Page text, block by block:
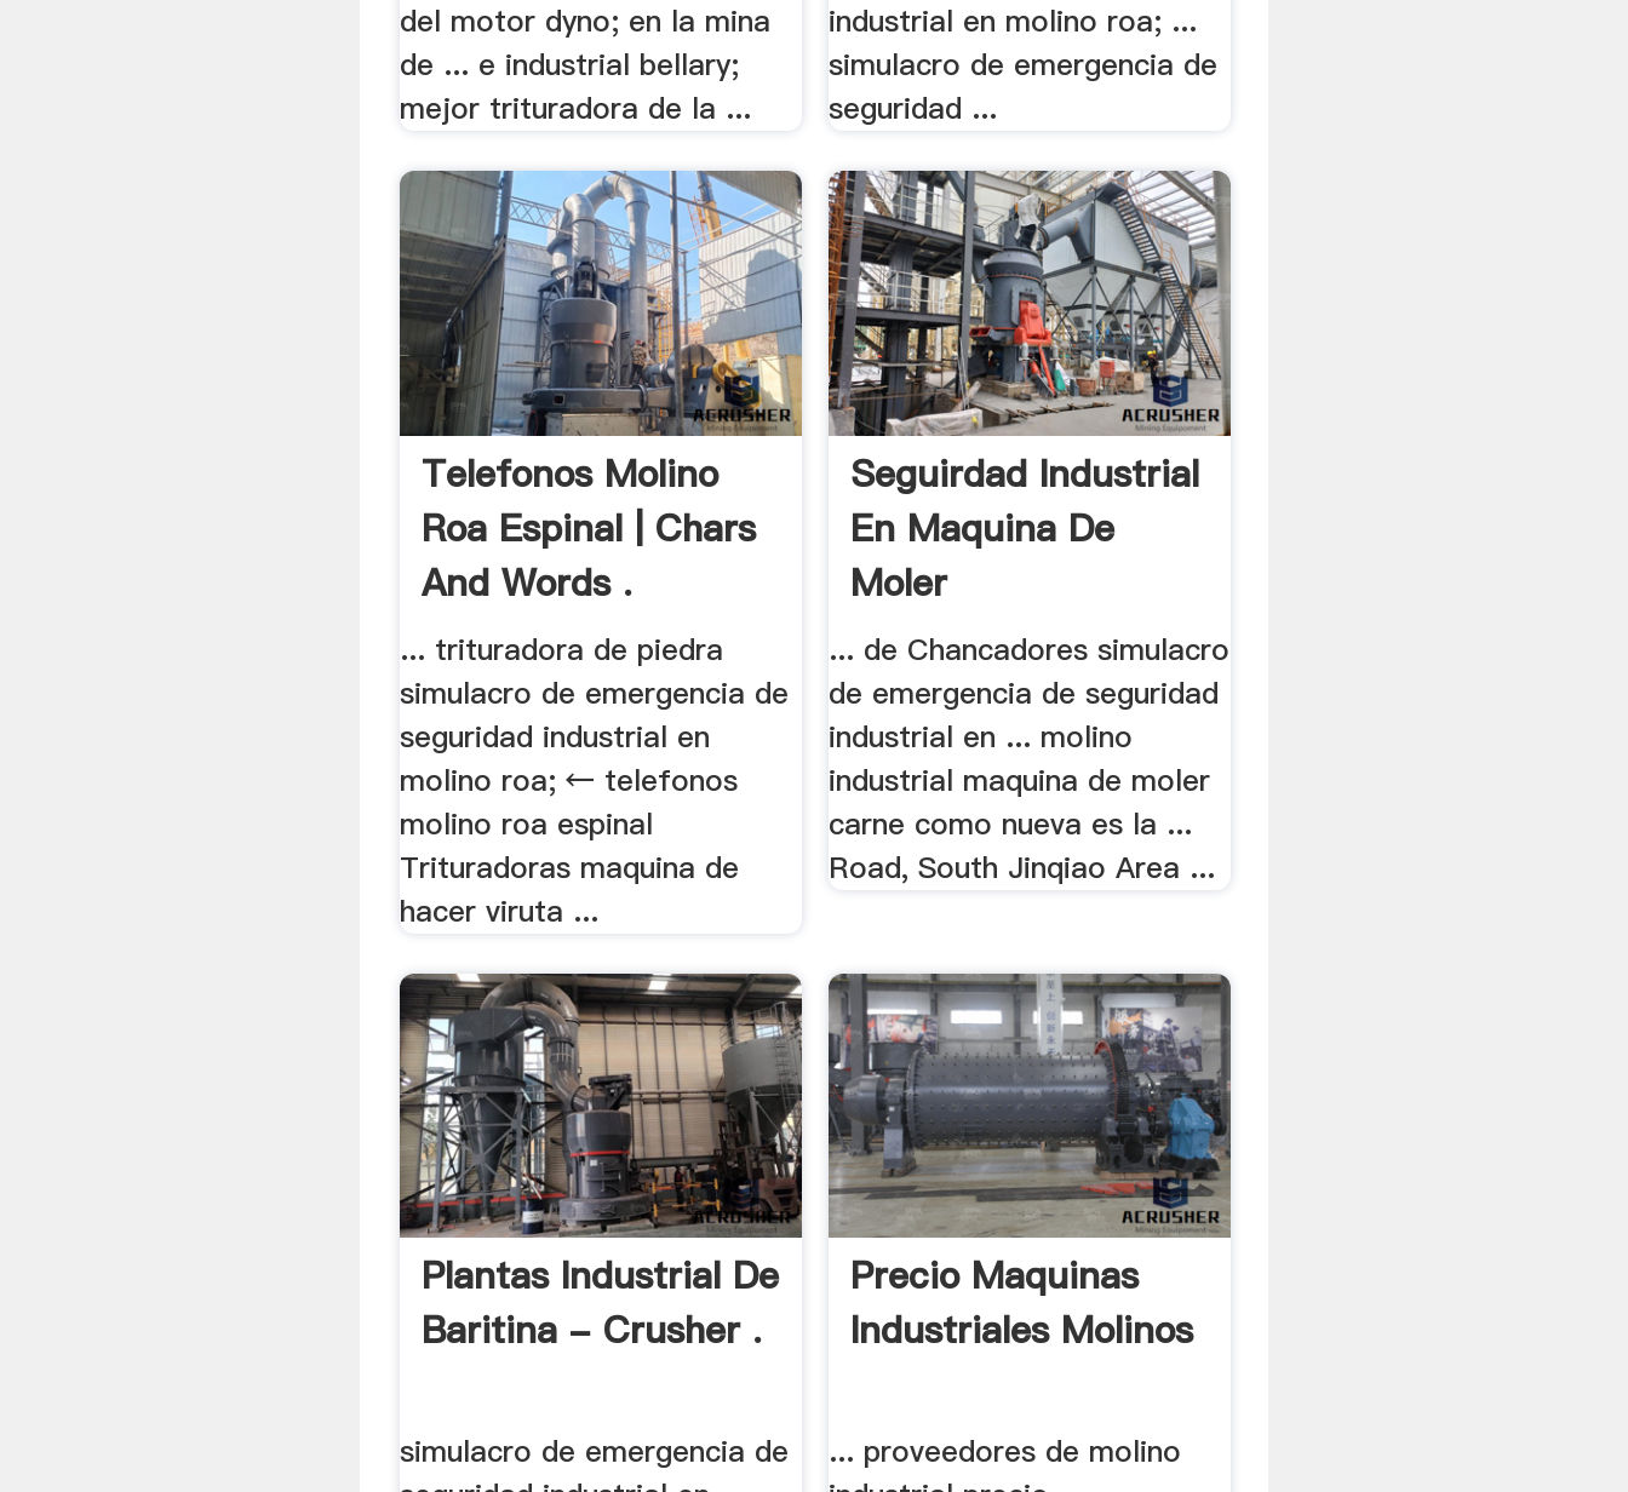
del motor dyno; en la mina
de ... e industrial bellary;
mejor trituradora de la ...
industrial en molino roa; ...
simulacro de emergencia de
seguridad ...
Telefonos Molino
Roa Espinal | Chars
And Words .
... trituradora de piedra
simulacro de emergencia de
seguridad industrial en
molino roa; ← telefonos
molino roa espinal
Trituradoras maquina de
hacer viruta ...
Seguirdad Industrial
En Maquina De
Moler
... de Chancadores simulacro
de emergencia de seguridad
industrial en ... molino
industrial maquina de moler
carne como nueva es la ...
Road, South Jinqiao Area ...
Plantas Industrial De
Baritina - Crusher .
simulacro de emergencia de
Precio Maquinas
Industriales Molinos
... proveedores de molino